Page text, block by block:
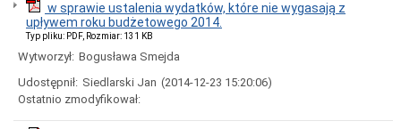
Dyżury
Biurze
Rady
komisji
stałych
w sprawie ustalenia wydatków, które nie wygasają z
upływem roku budżetowego 2014.
Typ pliku: PDF, Rozmiar: 131 KB
Wytworzył: Bogusława Smejda
Udostępnił: Siedlarski Jan (2014-12-23 15:20:06)
Ostatnio zmodyfikował: